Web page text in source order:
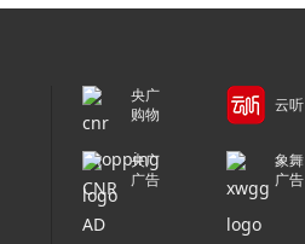
央广
购物
云听
央广
广告
象舞
广告